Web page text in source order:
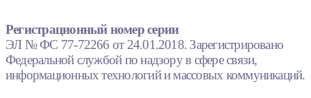
Регистрационный номер серии
ЭЛ № ФС 77-72266 от 24.01.2018. Зарегистрировано
Федеральной службой по надзору в сфере связи,
информационных технологий и массовых коммуникаций.